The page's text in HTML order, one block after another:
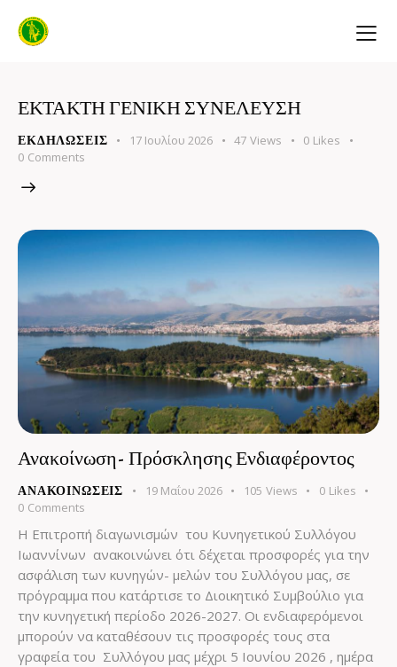
ΕΚΤΑΚΤΗ ΓΕΝΙΚΗ ΣΥΝΕΛΕΥΣΗ
ΕΚΔΗΛΏΣΕΙΣ 17 Ιουλίου 2026 47 Views 0 Likes
0 Comments
Ανακοίνωση- Πρόσκλησης Ενδιαφέροντος
ΑΝΑΚΟΙΝΏΣΕΙΣ 19 Μαΐου 2026 105 Views 0 Likes
0 Comments
Η Επιτροπή διαγωνισμών του Κυνηγετικού Συλλόγου
Ιωαννίνων ανακοινώνει ότι δέχεται προσφορές για την
ασφάλιση των κυνηγών- μελών του Συλλόγου μας, σε
πρόγραμμα που κατάρτισε το Διοικητικό Συμβούλιο για
την κυνηγετική περίοδο 2026-2027. Οι ενδιαφερόμενοι
μπορούν να καταθέσουν τις προσφορές τους στα
γραφεία του Συλλόγου μας μέχρι 5 Ιουνίου 2026 , ημέρα